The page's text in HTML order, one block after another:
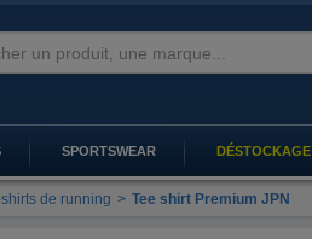
SPORTSWEAR DÉSTOCKAGE
de running > Tee shirt Premium JPN